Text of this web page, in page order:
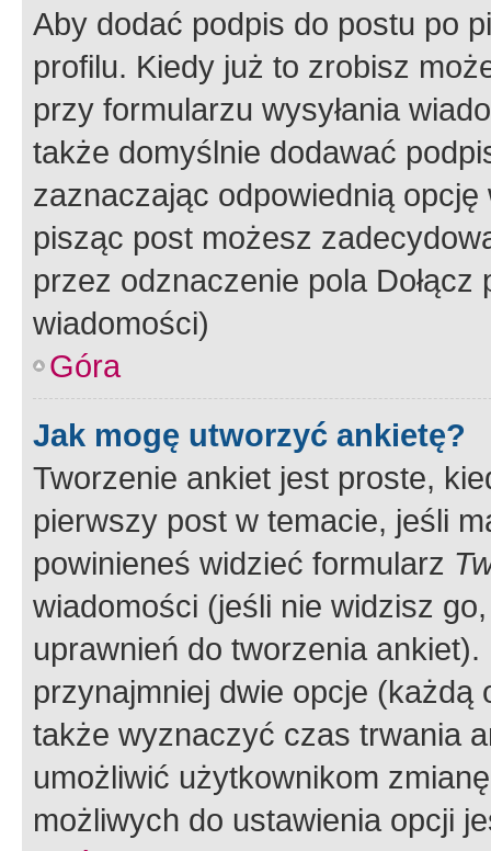
Aby dodać podpis do postu po
profilu. Kiedy już to zrobisz
przy formularzu wysyłania
także domyślnie dodawać
zaznaczając odpowiednią
pisząc post możesz
przez odznaczenie pola
wiadomości)
Góra
Jak mogę utworzyć ankietę?
Tworzenie ankiet jest proste,
pierwszy post w temacie, jeśli
powinieneś widzieć formularz
wiadomości (jeśli nie widzisz
uprawnień do tworzenia
przynajmniej dwie opcje
także wyznaczyć czas trwania
umożliwić użytkownikom
możliwych do ustawienia opcji